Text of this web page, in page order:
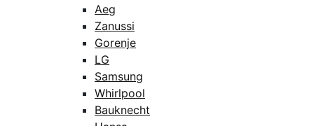
Aeg
Zanussi
Gorenje
LG
Samsung
Whirlpool
Bauknecht